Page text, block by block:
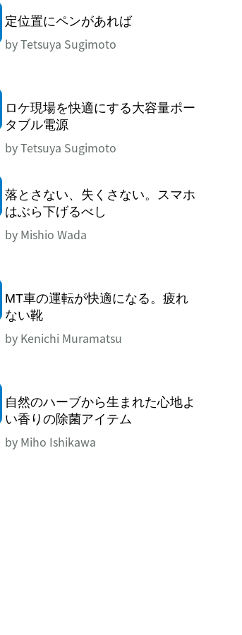
定位置にペンがあれば
by Tetsuya Sugimoto
ロケ現場を快適にする大容量ポー
タブル電源
by Tetsuya Sugimoto
落とさない、失くさない。スマホ
はぶら下げるべし
by Mishio Wada
MT車の運転が快適になる。疲れ
ない靴
by Kenichi Muramatsu
自然のハーブから生まれた心地よ
い香りの除菌アイテム
by Miho Ishikawa